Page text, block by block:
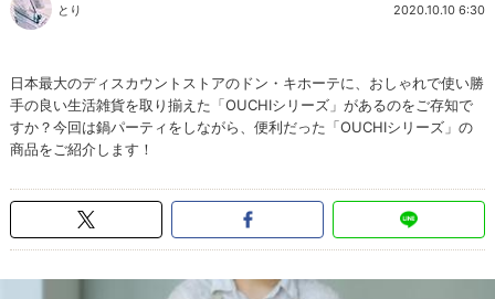
とり 2020.10.10 6:30
日本最大のディスカウントストアのドン・キホーテに、おしゃれで使い勝
手の良い生活雑貨を取り揃えた「OUCHIシリーズ」があるのをご存知で
すか？今回は鍋パーティをしながら、便利だった「OUCHIシリーズ」の
商品をご紹介します！